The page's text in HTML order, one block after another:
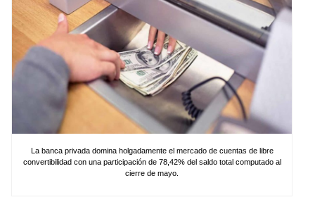
La banca privada domina holgadamente el mercado de cuentas de libre
convertibilidad con una participación de 78,42% del saldo total computado al
cierre de mayo.